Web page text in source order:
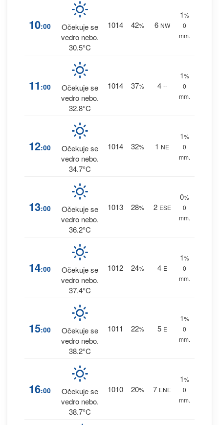
10:00
Očekuje se
vedro nebo.
30.5°C
1014 42% 6 NW
1%
0
mm.
11 :00
Očekuje se
vedro nebo.
32.8°C
1014 37% 4 --
1%
0
mm.
12:00
Očekuje se
vedro nebo.
34.7°C
1014 32% 1 NE
1%
0
mm.
13:00
Očekuje se
vedro nebo.
36.2°C
1013 28% 2 ESE
0%
0
mm.
14:00
Očekuje se
vedro nebo.
37.4°C
1012 24% 4 E
1%
0
mm.
15:00
Očekuje se
vedro nebo.
38.2°C
1011 22% 5 E
1%
0
mm.
16:00
Očekuje se
vedro nebo.
38.7°C
1010 20% 7 ENE
1%
0
mm.